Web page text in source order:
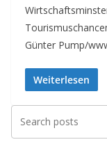
Günter Pump/
Weiterlesen